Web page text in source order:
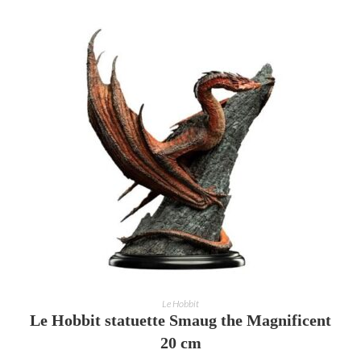
AJOUTER AU PANIER
Le Hobbit
Le Hobbit statuette Smaug the Magnificent
20 cm